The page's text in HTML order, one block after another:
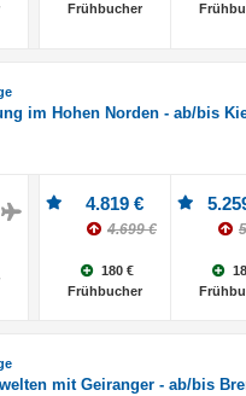
Frühbucher
im Hohen Norden - ab/bis
4.819 €
4.699 €
180 €
Frühbucher
mit Geiranger - ab/bis